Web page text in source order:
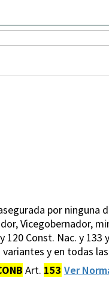
por ninguna
Vicegobernador,
Const. Nac. y 133 y
y en todas
Art. 153 Ver